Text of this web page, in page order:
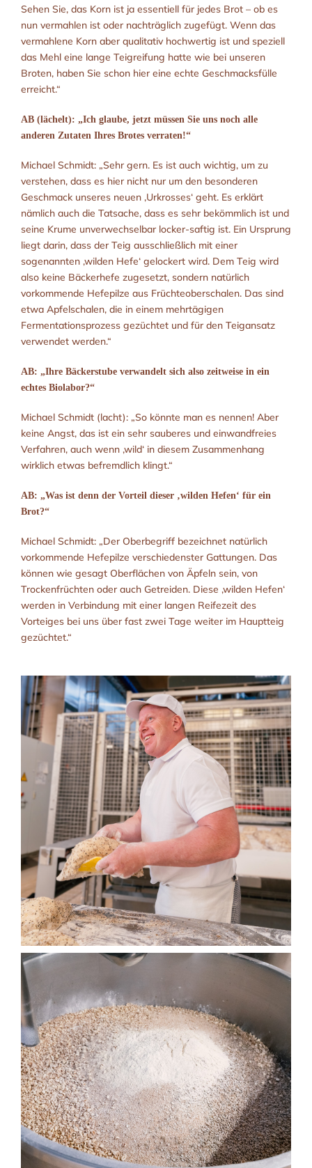
Sehen Sie, das Korn ist ja essentiell für jedes Brot – ob es
nun vermahlen ist oder nachträglich zugefügt. Wenn das
vermahlene Korn aber qualitativ hochwertig ist und speziell
das Mehl eine lange Teigreifung hatte wie bei unseren
Broten, haben Sie schon hier eine echte Geschmacksfülle
erreicht.“
AB (lächelt): „Ich glaube, jetzt müssen Sie uns noch alle
anderen Zutaten Ihres Brotes verraten!“
Michael Schmidt: „Sehr gern. Es ist auch wichtig, um zu
verstehen, dass es hier nicht nur um den besonderen
Geschmack unseres neuen ‚Urkrosses‘ geht. Es erklärt
nämlich auch die Tatsache, dass es sehr bekömmlich ist und
seine Krume unverwechselbar locker-saftig ist. Ein Ursprung
liegt darin, dass der Teig ausschließlich mit einer
sogenannten ‚wilden Hefe‘ gelockert wird. Dem Teig wird
also keine Bäckerhefe zugesetzt, sondern natürlich
vorkommende Hefepilze aus Früchteoberschalen. Das sind
etwa Apfelschalen, die in einem mehrtägigen
Fermentationsprozess gezüchtet und für den Teigansatz
verwendet werden.“
AB: „Ihre Bäckerstube verwandelt sich also zeitweise in ein
echtes Biolabor?“
Michael Schmidt (lacht): „So könnte man es nennen! Aber
keine Angst, das ist ein sehr sauberes und einwandfreies
Verfahren, auch wenn ‚wild‘ in diesem Zusammenhang
wirklich etwas befremdlich klingt.“
AB: „Was ist denn der Vorteil dieser ‚wilden Hefen‘ für ein
Brot?“
Michael Schmidt: „Der Oberbegriff bezeichnet natürlich
vorkommende Hefepilze verschiedenster Gattungen. Das
können wie gesagt Oberflächen von Äpfeln sein, von
Trockenfrüchten oder auch Getreiden. Diese ‚wilden Hefen‘
werden in Verbindung mit einer langen Reifezeit des
Vorteiges bei uns über fast zwei Tage weiter im Hauptteig
gezüchtet.“